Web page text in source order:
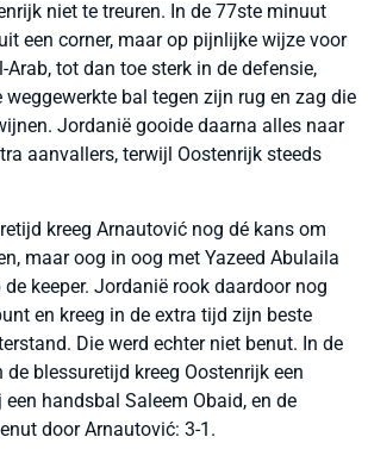
niet te treuren. In de 77ste minuut
een corner, maar op pijnlijke wijze voor
Arab, tot dan toe sterk in de defensie,
weggewerkte bal tegen zijn rug en zag die
Jordanië gooide daarna alles naar
aanvallers, terwijl Oostenrijk steeds
kreeg Arnautović nog dé kans om
maar oog in oog met Yazeed Abulaila
keeper. Jordanië rook daardoor nog
en kreeg in de extra tijd zijn beste
Die werd echter niet benut. In de
blessuretijd kreeg Oostenrijk een
handsbal Saleem Obaid, en de
door Arnautović: 3-1.